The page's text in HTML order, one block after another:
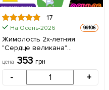
КРУПНОМЕР
РЕКОМЕНДУЕМ
17
На Осень-2026 99106
Жимолость 2х-летняя
"Сердце великана"
(крупноплодный сорт) С1,5 1
саженец в упаковке
цена 353 грн
- +